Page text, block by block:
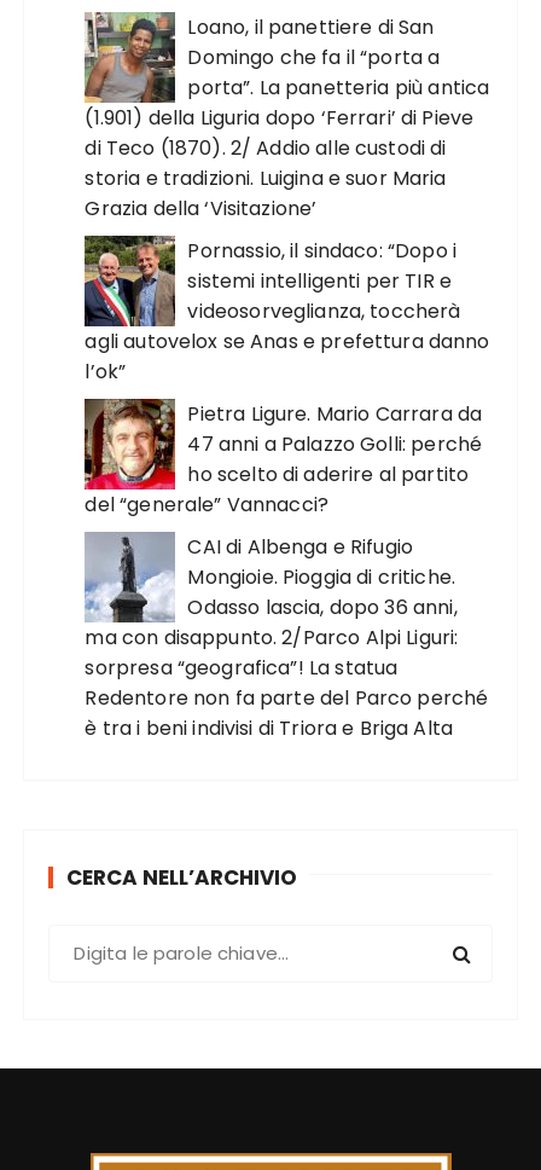
Loano, il panettiere di San
Domingo che fa il “porta a
porta”. La panetteria più antica
(1.901) della Liguria dopo ‘Ferrari’ di Pieve
di Teco (1870). 2/ Addio alle custodi di
storia e tradizioni. Luigina e suor Maria
Grazia della ‘Visitazione’
Pornassio, il sindaco: “Dopo i
sistemi intelligenti per TIR e
videosorveglianza, toccherà
agli autovelox se Anas e prefettura danno
l’ok”
Pietra Ligure. Mario Carrara da
47 anni a Palazzo Golli: perché
ho scelto di aderire al partito
del “generale” Vannacci?
CAI di Albenga e Rifugio
Mongioie. Pioggia di critiche.
Odasso lascia, dopo 36 anni,
ma con disappunto. 2/Parco Alpi Liguri:
sorpresa “geografica”! La statua
Redentore non fa parte del Parco perché
è tra i beni indivisi di Triora e Briga Alta
CERCA NELL’ARCHIVIO